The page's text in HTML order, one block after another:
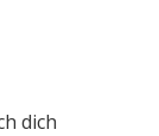
dich